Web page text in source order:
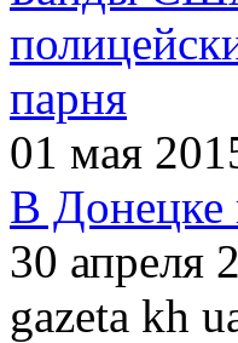
парня
01 мая
В Донецке
30 апреля
gazeta kh